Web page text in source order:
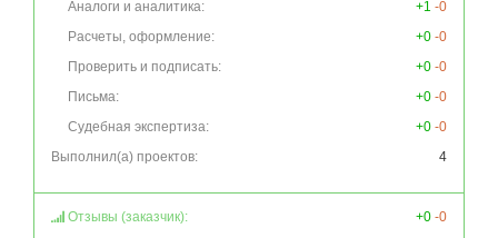
Аналоги и аналитика:
+1 -0
Расчеты, оформление:
+0 -0
Проверить и подписать:
+0 -0
Письма:
+0 -0
Судебная экспертиза:
+0 -0
Выполнил(а) проектов:
4
Отзывы (заказчик): +0 -0